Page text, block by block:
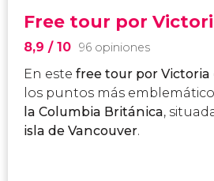
Free tour por
8,9 / 10 96 opiniones
En este free tour por Victoria
los puntos más
la Columbia Británica,
isla de Vancouver.